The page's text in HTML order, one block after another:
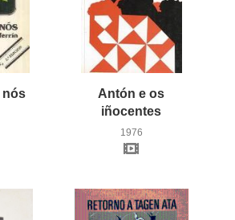
nós
Antón e os
iñocentes
1976